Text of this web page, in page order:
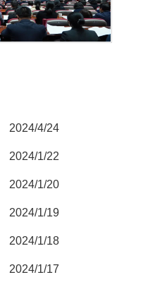
2024/4/24
2024/1/22
2024/1/20
2024/1/19
2024/1/18
2024/1/17